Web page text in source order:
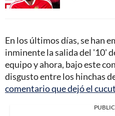
En los últimos días, se han
inminente la salida del '10'
equipo y ahora, bajo este
disgusto entre los hinchas
comentario que dejó el